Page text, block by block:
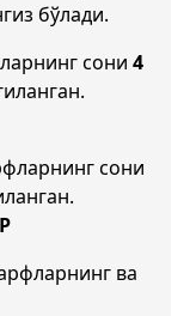
бўлади.
сони 4
сони
ва